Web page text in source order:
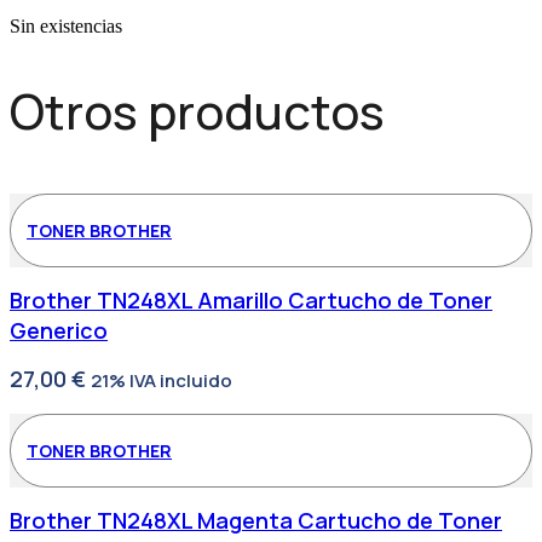
Sin existencias
Otros productos
TONER BROTHER
Brother TN248XL Amarillo Cartucho de Toner
Generico
27,00 € 21% IVA incluido
TONER BROTHER
Brother TN248XL Magenta Cartucho de Toner